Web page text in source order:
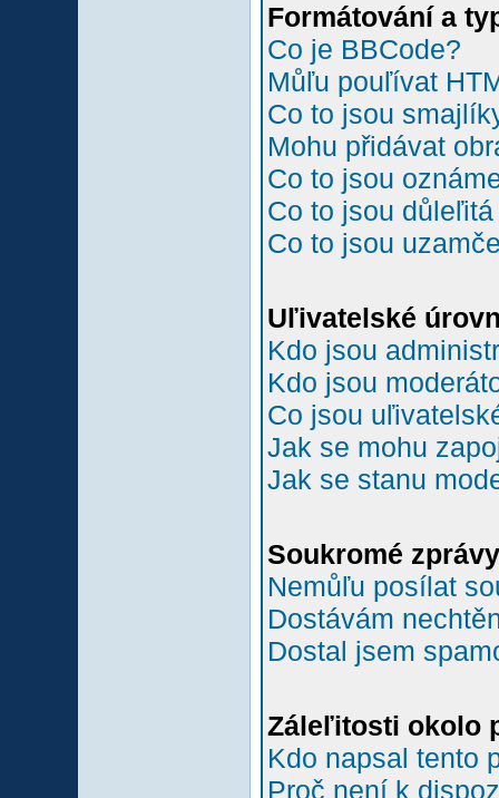
Formátování a
Co je BBCode?
Můľu pouľívat
Co to jsou
Mohu přidávat
Co to jsou
Co to jsou
Co to jsou
Uľivatelské
Kdo jsou
Kdo jsou
Co jsou
Jak se mohu
Jak se stanu
Soukromé zprávy
Nemůľu posílat
Dostávám
Dostal jsem
Záleľitosti okolo
Kdo napsal tento
Proč není k